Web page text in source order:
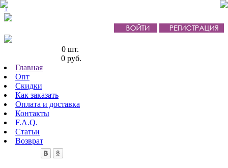
↑
0 шт.
0 руб.
Главная
Опт
Скидки
Как заказать
Оплата и доставка
Контакты
F.A.Q.
Статьи
Возврат